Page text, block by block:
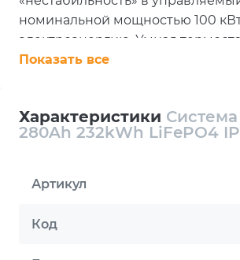
номинальной мощностью 100
электроэнергию. Умная
многоуровневая безопасность
Двухнаправленный PCS на 100
КПД без ускоренной
Почему выгоднее
Показать все
Характеристики
280Ah 232kWh LiFePO4
Артикул
Код